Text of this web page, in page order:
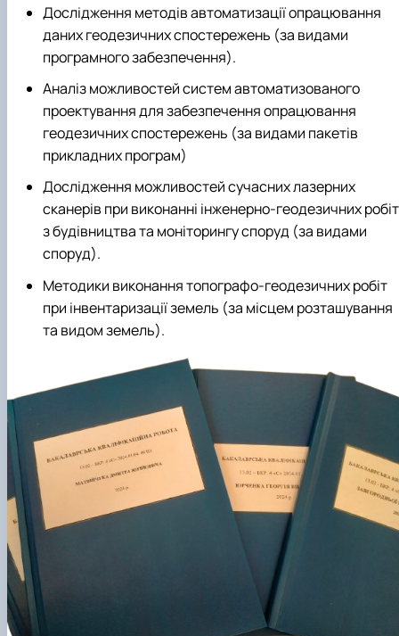
Дослідження методів автоматизації опрацювання
даних геодезичних спостережень (за видами
програмного забезпечення).
Аналіз можливостей систем автоматизованого
проектування для забезпечення опрацювання
геодезичних спостережень (за видами пакетів
прикладних програм)
Дослідження можливостей сучасних лазерних
сканерів при виконанні інженерно-геодезичних робіт
з будівництва та моніторингу споруд (за видами
споруд).
Методики виконання топографо-геодезичних робіт
при інвентаризації земель (за місцем розташування
та видом земель).